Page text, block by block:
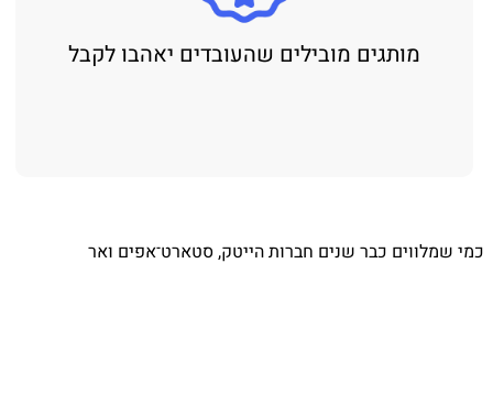
מותגים מובילים שהעובדים יאהבו לקבל
⁨ כמי שמלווים כבר שנים חברות הייטק, סטארט־אפים ואר